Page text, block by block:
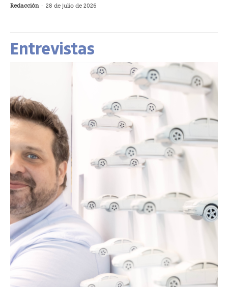
Redacción - 28 de julio de 2026
Entrevistas